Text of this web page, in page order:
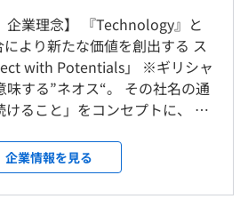
ション】
ット予約システム「ANA SKY
険様／スマホアプリ「モバイルエー
総合情報サイト「NIKKEI STYLE」
、および自宅
る場所（リモートワークを行う場所
（特定労働時間7.5H)
に30分休憩を取得
時半（60分）※業務都合により時
す。
はビジネスマナーや技術知識、その
内容や各部署の業務研究など外部講
実したカリキュラムをご用意してお
験者や情報系の学部出身の方でも、
用意しております。個人のレベルに
企業理念】 『Technology』と
より新たな価値を創出する ス
with Potentials」 ※ギリシャ
する”ネオス“。 その社名の通
けること」をコンセプトに、 変
進化し続けるとともに、 時代に
ーとコンテンツを掛け合わせ
・提供してまいります。 【ネ
企業情報を見る